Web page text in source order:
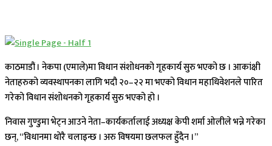
काठमाडौं । नेकपा (एमाले)मा विधान संशोधनको गृहकार्य सुरु भएको छ । आकांक्षी
नेताहरुको व्यवस्थापनका लागि भदौ २०–२२ मा भएको विधान महाधिवेशनले पारित
गरेको विधान संशोधनको गृहकार्य सुरु भएको हो ।
निवास गुण्डुमा भेट्न आउने नेता–कार्यकर्तालाई अध्यक्ष केपी शर्मा ओलीले भन्ने गरेका
छन्, “विधानमा थोरै चलाइन्छ । अरु विषयमा छलफल हुँदैन ।”